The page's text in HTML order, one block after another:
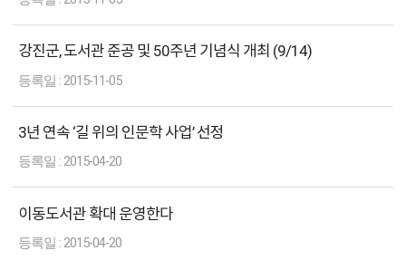
강진군, 도서관 준공 및 50주년 기념식 개최 (9/14)
2015-11-05
3년 연속 ‘길 위의 인문학 사업’ 선정
2015-04-20
이동도서관 확대 운영한다
2015-04-20